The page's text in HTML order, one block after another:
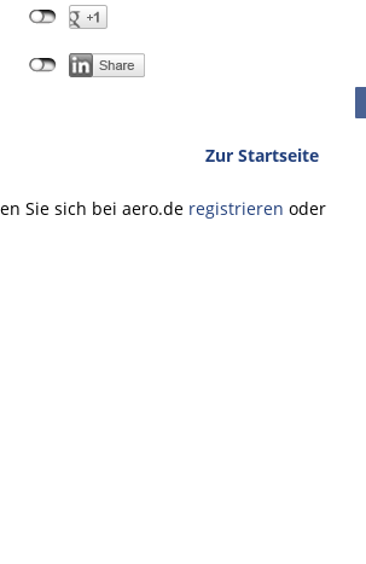
Zur Startseite
Sie sich bei aero.de registrieren oder